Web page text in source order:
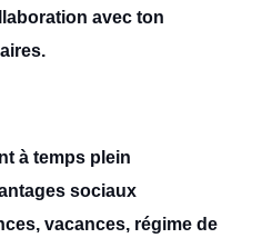
avec ton
à temps plein
sociaux
vacances, régime de